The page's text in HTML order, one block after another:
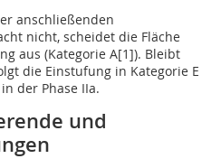
anschließenden
nicht, scheidet die Fläche
aus (Kategorie A[1]). Bleibt
die Einstufung in Kategorie E
der Phase IIa.
und